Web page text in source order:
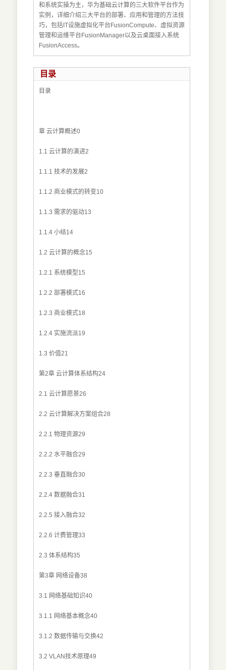
和系统实操为主，华为基础云计算的三大软件平台作为
实例，详细介绍三大平台的部署、应用和管理的方法技
巧，包括IT设施虚拟化平台FusionCompute、虚拟资源
管理和运维平台FusionManager以及云桌面接入系统
FusionAccess。
目录
目录
章 云计算概述0
1.1 云计算的演进2
1.1.1 技术的发展2
1.1.2 商业模式的转变10
1.1.3 需求的驱动13
1.1.4 小结14
1.2 云计算的概念15
1.2.1 系统模型15
1.2.2 部署模式16
1.2.3 商业模式18
1.2.4 实施流派19
1.3 价值21
第2章 云计算体系结构24
2.1 云计算愿景26
2.2 云计算解决方案组合28
2.2.1 物理资源29
2.2.2 水平融合29
2.2.3 垂直融合30
2.2.4 数据融合31
2.2.5 接入融合32
2.2.6 计费管理33
2.3 体系结构35
第3章 网络设备38
3.1 网络基础知识40
3.1.1 网络基本概念40
3.1.2 数据传输与交换42
3.2 VLAN技术原理49